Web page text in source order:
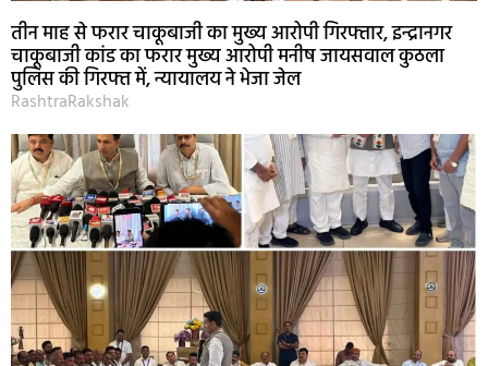
तीन माह से फरार चाकूबाजी का मुख्य आरोपी गिरफ्तार, इन्द्रानगर
चाकूबाजी कांड का फरार मुख्य आरोपी मनीष जायसवाल कुठला
पुलिस की गिरफ्त में, न्यायालय ने भेजा जेल
RashtraRakshak